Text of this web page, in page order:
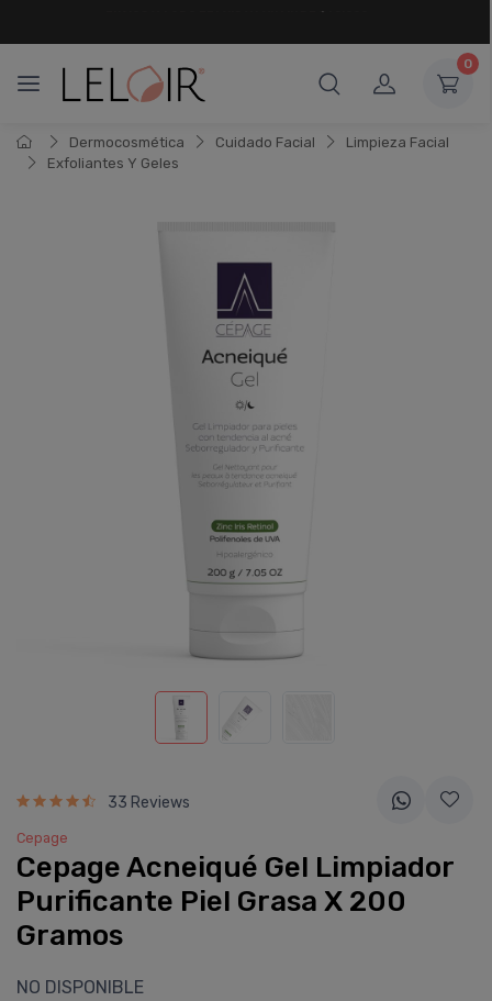
0
Dermocosmética Cuidado Facial
Limpieza Facial
Exfoliantes Y Geles
33 Reviews
Cepage
Cepage Acneiqué Gel Limpiador
Purificante Piel Grasa X 200
Gramos
NO DISPONIBLE